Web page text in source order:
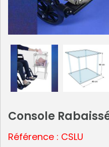
Console
Référence : CSLU